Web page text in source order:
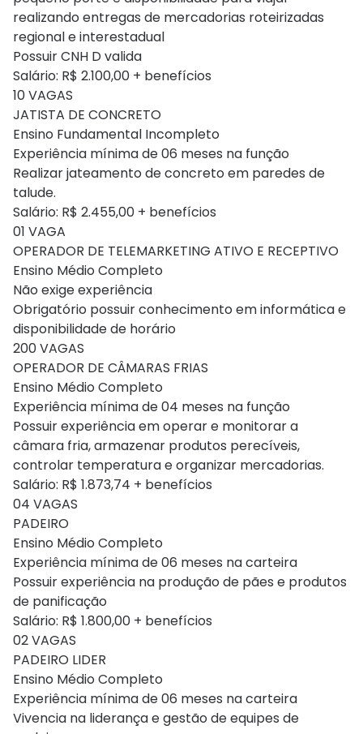
realizando entregas de mercadorias roteirizadas
regional e interestadual
Possuir CNH D valida
Salário: R$ 2.100,00 + benefícios
10 VAGAS
JATISTA DE CONCRETO
Ensino Fundamental Incompleto
Experiência mínima de 06 meses na função
Realizar jateamento de concreto em paredes de
talude.
Salário: R$ 2.455,00 + benefícios
01 VAGA
OPERADOR DE TELEMARKETING ATIVO E RECEPTIVO
Ensino Médio Completo
Não exige experiência
Obrigatório possuir conhecimento em informática e
disponibilidade de horário
200 VAGAS
OPERADOR DE CÂMARAS FRIAS
Ensino Médio Completo
Experiência mínima de 04 meses na função
Possuir experiência em operar e monitorar a
câmara fria, armazenar produtos perecíveis,
controlar temperatura e organizar mercadorias.
Salário: R$ 1.873,74 + benefícios
04 VAGAS
PADEIRO
Ensino Médio Completo
Experiência mínima de 06 meses na carteira
Possuir experiência na produção de pães e produtos
de panificação
Salário: R$ 1.800,00 + benefícios
02 VAGAS
PADEIRO LIDER
Ensino Médio Completo
Experiência mínima de 06 meses na carteira
Vivencia na liderança e gestão de equipes de